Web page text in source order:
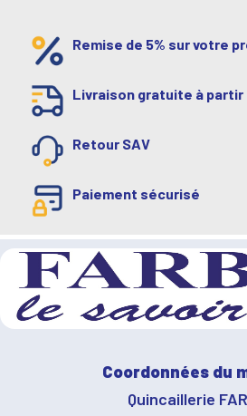
Remise de 5% sur votre
Livraison gratuite à partir
Retour SAV
Paiement sécurisé
Coordonnées du
Quincaillerie